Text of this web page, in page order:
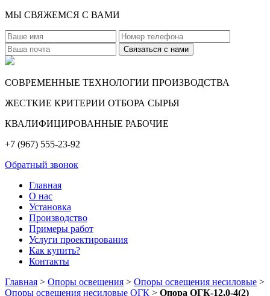
МЫ СВЯЖЕМСЯ С ВАМИ
СОВРЕМЕННЫЕ ТЕХНОЛОГИИ ПРОИЗВОДСТВА
ЖЕСТКИЕ КРИТЕРИИ ОТБОРА СЫРЬЯ
КВАЛИФИЦИРОВАННЫЕ РАБОЧИЕ
+7 (967) 555-23-92
Обратный звонок
Главная
О нас
Установка
Производство
Примеры работ
Услуги проектирования
Как купить?
Контакты
Главная > Опоры освещения > Опоры освещения несиловые >
Опоры освещения несиловые ОГК > Опора ОГК-12,0-4(2)